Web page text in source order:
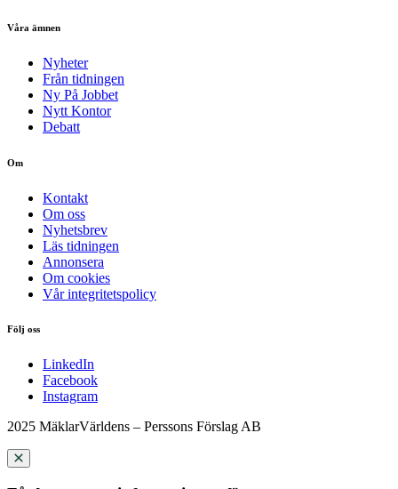
Våra ämnen
Nyheter
Från tidningen
Ny På Jobbet
Nytt Kontor
Debatt
Om
Kontakt
Om oss
Nyhetsbrev
Läs tidningen
Annonsera
Om cookies
Vår integritetspolicy
Följ oss
LinkedIn
Facebook
Instagram
2025 MäklarVärldens – Perssons Förslag AB